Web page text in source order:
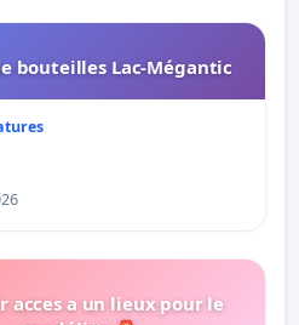
bouteilles Lac-Mégantic
acces a un lieux pour le